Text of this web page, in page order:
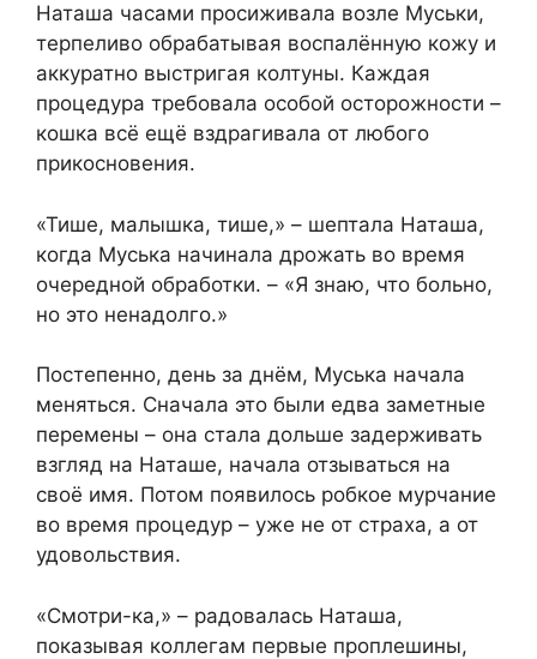
Наташа часами просиживала возле Муськи,
терпеливо обрабатывая воспалённую кожу и
аккуратно выстригая колтуны. Каждая
процедура требовала особой осторожности –
кошка всё ещё вздрагивала от любого
прикосновения.
«Тише, малышка, тише,» – шептала Наташа,
когда Муська начинала дрожать во время
очередной обработки. – «Я знаю, что больно,
но это ненадолго.»
Постепенно, день за днём, Муська начала
меняться. Сначала это были едва заметные
перемены – она стала дольше задерживать
взгляд на Наташе, начала отзываться на
своё имя. Потом появилось робкое мурчание
во время процедур – уже не от страха, а от
удовольствия.
«Смотри-ка,» – радовалась Наташа,
показывая коллегам первые проплешины,